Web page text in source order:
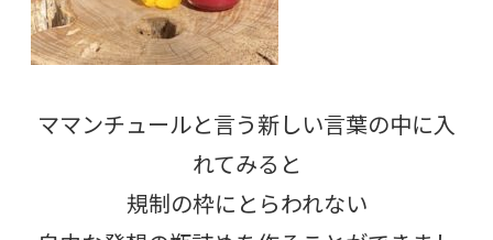
ママンチュールと言う新しい言葉の中に入
れてみると
規制の枠にとらわれない